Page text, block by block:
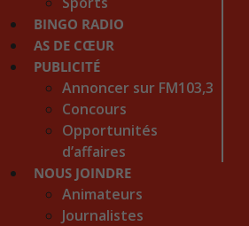
BINGO RADIO
AS DE CŒUR
PUBLICITÉ
Annoncer sur FM103,3
Concours
Opportunités
d’affaires
NOUS JOINDRE
Animateurs
Journalistes